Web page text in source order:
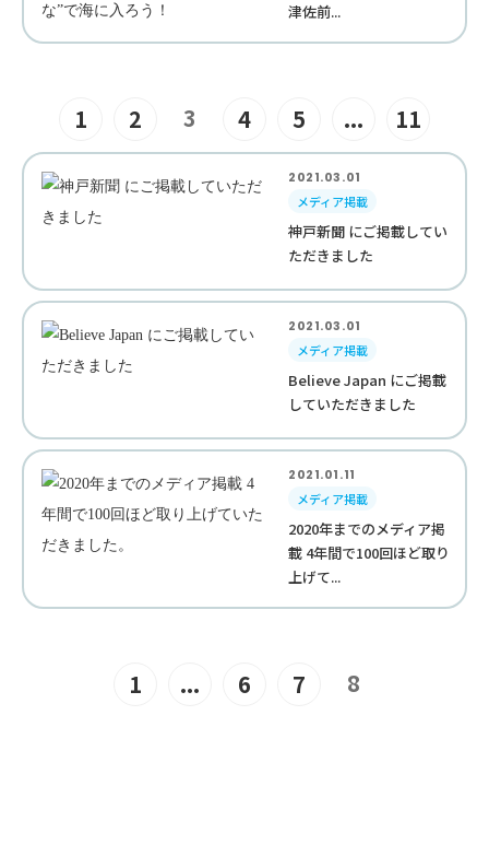
津佐前...
1 2 3 4 5 ... 11
2021.03.01
メディア掲載
神戸新聞 にご掲載してい
ただきました
2021.03.01
メディア掲載
Believe Japan にご掲載
していただきました
2021.01.11
メディア掲載
2020年までのメディア掲
載 4年間で100回ほど取り
上げて...
1 ... 6 7 8